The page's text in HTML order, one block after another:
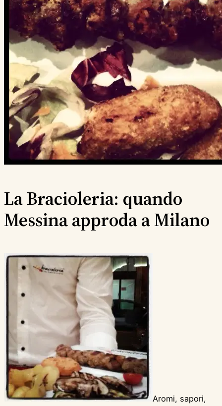
La Bracioleria: quando
Messina approda a Milano
Aromi, sapori,